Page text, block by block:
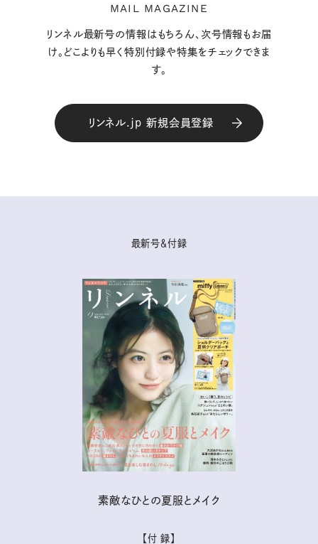
MAIL MAGAZINE
リンネル最新号の情報はもちろん、次号情報もお届
け。どこよりも早く特別付録や特集をチェックできま
す。
リンネル.jp 新規会員登録
最新号＆付録
素敵なひとの夏服とメイク
【付 録】